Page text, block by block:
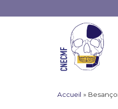
to
Accueil »